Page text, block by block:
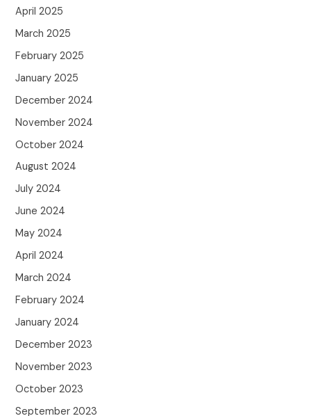
April 2025
March 2025
February 2025
January 2025
December 2024
November 2024
October 2024
August 2024
July 2024
June 2024
May 2024
April 2024
March 2024
February 2024
January 2024
December 2023
November 2023
October 2023
September 2023